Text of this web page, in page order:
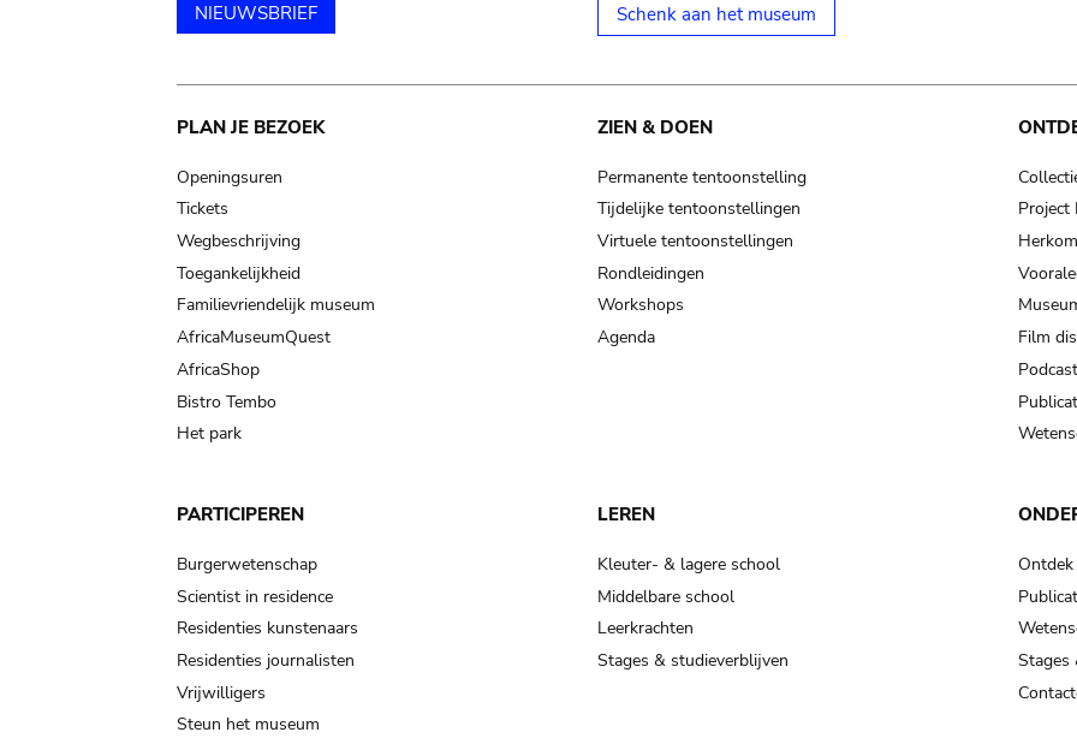
NIEUWSBRIEF Schenk aan het museum
Main
navigation
PLAN JE BEZOEK
Openingsuren
Tickets
Wegbeschrijving
Toegankelijkheid
Familievriendelijk museum
AfricaMuseumQuest
AfricaShop
Bistro Tembo
Het park
ZIEN & DOEN
Permanente tentoonstelling
Tijdelijke tentoonstellingen
Virtuele tentoonstellingen
Rondleidingen
Workshops
Agenda
Project
Film
PARTICIPEREN
Burgerwetenschap
Scientist in residence
Residenties kunstenaars
Residenties journalisten
Vrijwilligers
Steun het museum
LEREN
Kleuter- & lagere school
Middelbare school
Leerkrachten
Stages & studieverblijven
Stages